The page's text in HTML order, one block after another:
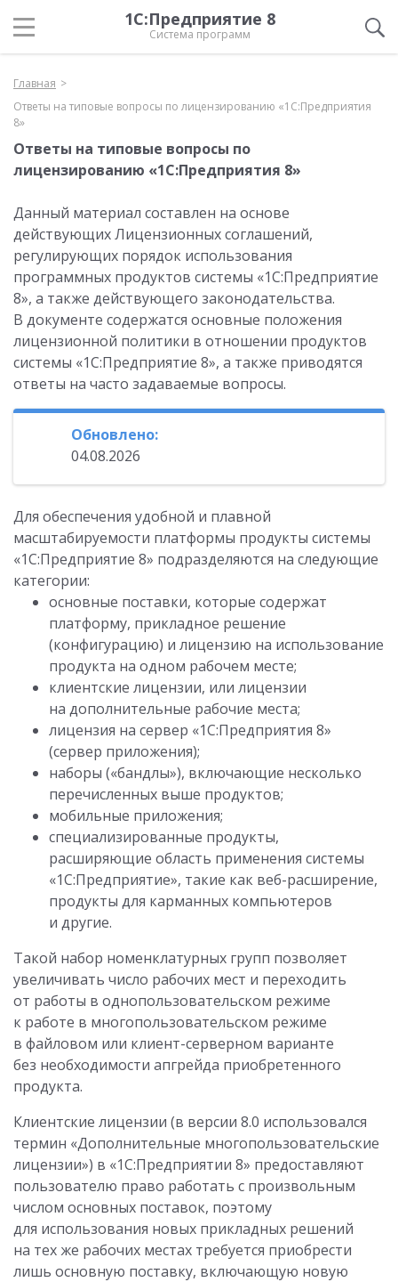
1С:Предприятие 8
Система программ
Главная
Ответы на типовые вопросы по лицензированию «1С:Предприятия
8»
Ответы на типовые вопросы по
лицензированию «1С:Предприятия 8»
Данный материал составлен на основе
действующих Лицензионных соглашений,
регулирующих порядок использования
программных продуктов системы «1С:Предприятие
8», а также действующего законодательства.
В документе содержатся основные положения
лицензионной политики в отношении продуктов
системы «1С:Предприятие 8», а также приводятся
ответы на часто задаваемые вопросы.
Обновлено:
04.08.2026
Для обеспечения удобной и плавной
масштабируемости платформы продукты системы
«1С:Предприятие 8» подразделяются на следующие
категории:
основные поставки, которые содержат
платформу, прикладное решение
(конфигурацию) и лицензию на использование
продукта на одном рабочем месте;
клиентские лицензии, или лицензии
на дополнительные рабочие места;
лицензия на сервер «1С:Предприятия 8»
(сервер приложения);
наборы («бандлы»), включающие несколько
перечисленных выше продуктов;
мобильные приложения;
специализированные продукты,
расширяющие область применения системы
«1С:Предприятие», такие как веб-расширение,
продукты для карманных компьютеров
и другие.
Такой набор номенклатурных групп позволяет
увеличивать число рабочих мест и переходить
от работы в однопользовательском режиме
к работе в многопользовательском режиме
в файловом или клиент-серверном варианте
без необходимости апгрейда приобретенного
продукта.
Клиентские лицензии (в версии 8.0 использовался
термин «Дополнительные многопользовательские
лицензии») в «1С:Предприятии 8» предоставляют
пользователю право работать с произвольным
числом основных поставок, поэтому
для использования новых прикладных решений
на тех же рабочих местах требуется приобрести
лишь основную поставку, включающую новую